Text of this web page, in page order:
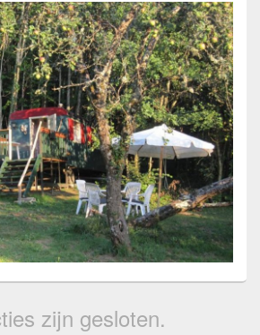
zijn gesloten.